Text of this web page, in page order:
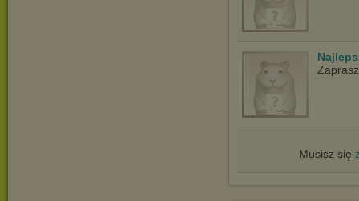
Musisz się